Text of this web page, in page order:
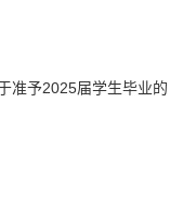
准予2025届学生毕业的